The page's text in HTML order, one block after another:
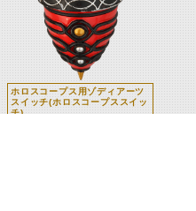
ホロスコープス用ゾディアーツ
スイッチ(ホロスコープススイッ
チ)